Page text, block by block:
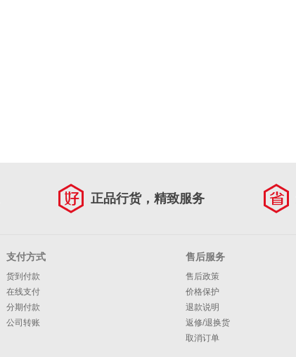
正品行货，精致服务
支付方式
货到付款
在线支付
分期付款
公司转账
售后服务
售后政策
价格保护
退款说明
返修/退换货
取消订单